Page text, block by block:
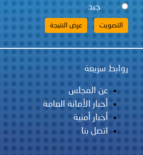
جيد
روابط سريعة
عن المجلس
أخبار الأمانة العامة
أخبار أمنية
اتصل بنا